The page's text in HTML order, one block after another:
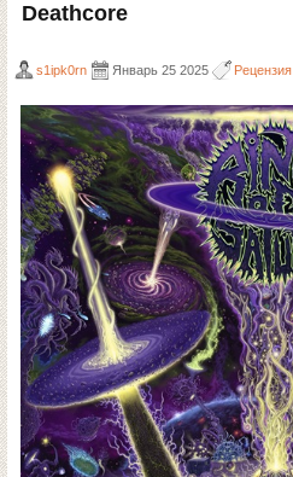
Deathcore
s1ipk0rn Январь 25 2025 Рецензия